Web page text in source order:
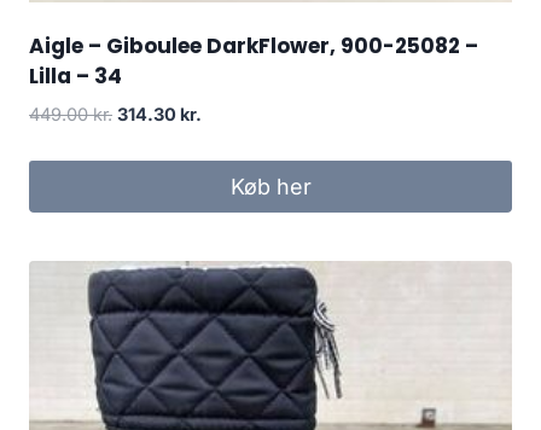
Aigle – Giboulee DarkFlower, 900-25082 –
Lilla – 34
449.00kr. Den
314.30 kr.
Køb her